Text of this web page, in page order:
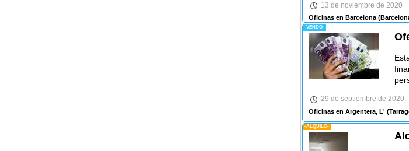
13 de noviembre de 2020
Oficinas en Barcelona
-VENDO-
29 de septiembre de 2020
Oficinas en Argentera, L'
-ALQUILO-